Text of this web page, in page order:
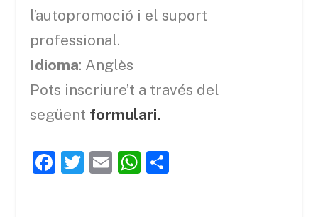
l’autopromoció i el suport
professional.
Idioma: Anglès
Pots inscriure’t a través del
següent formulari.
F
T
E
W